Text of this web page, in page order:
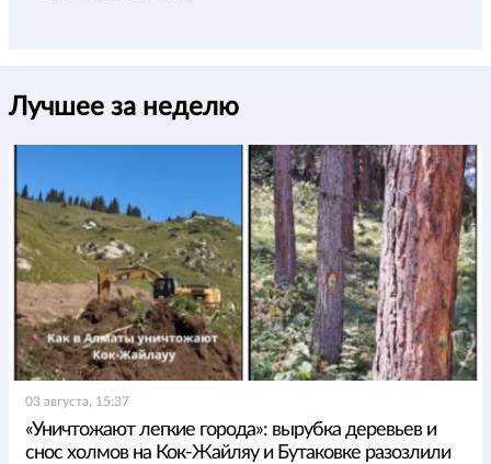
Лучшее за неделю
03 августа, 15:37
«Уничтожают легкие города»: вырубка деревьев и
снос холмов на Кок-Жайляу и Бутаковке разозлили